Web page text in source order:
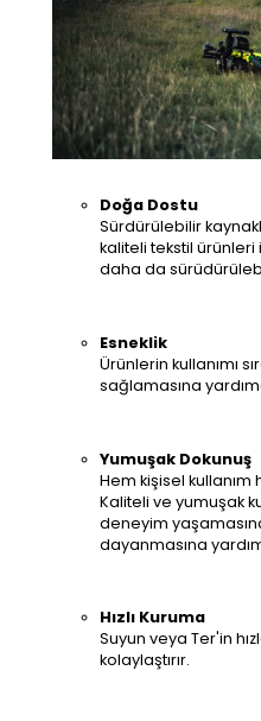
Doğa Dostu
Sürdürülebilir
kaliteli tekstil
daha da
Esneklik
Ürünlerin kullanımı
sağlamasına
Yumuşak Dokunuş
Hem kişisel kullanım
Kaliteli ve yumuşak
deneyim
dayanmasına
Hızlı Kuruma
Suyun veya Ter'in
kolaylaştırır.